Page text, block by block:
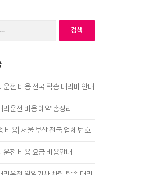
운전 비용 전국 탁송 대리비 안내
리운전 비용 예약 총정리
비용| 서울 부산 전국 업체 번호
운전 비용 요금 비용안내